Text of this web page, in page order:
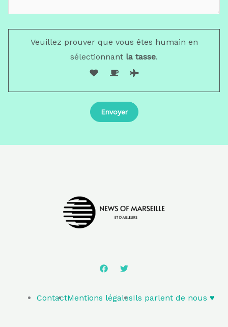
Veuillez prouver que vous êtes humain en
sélectionnant la tasse.
ContactMentions légalesIls parlent de nous ♥️